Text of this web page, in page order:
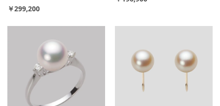
￥299,200